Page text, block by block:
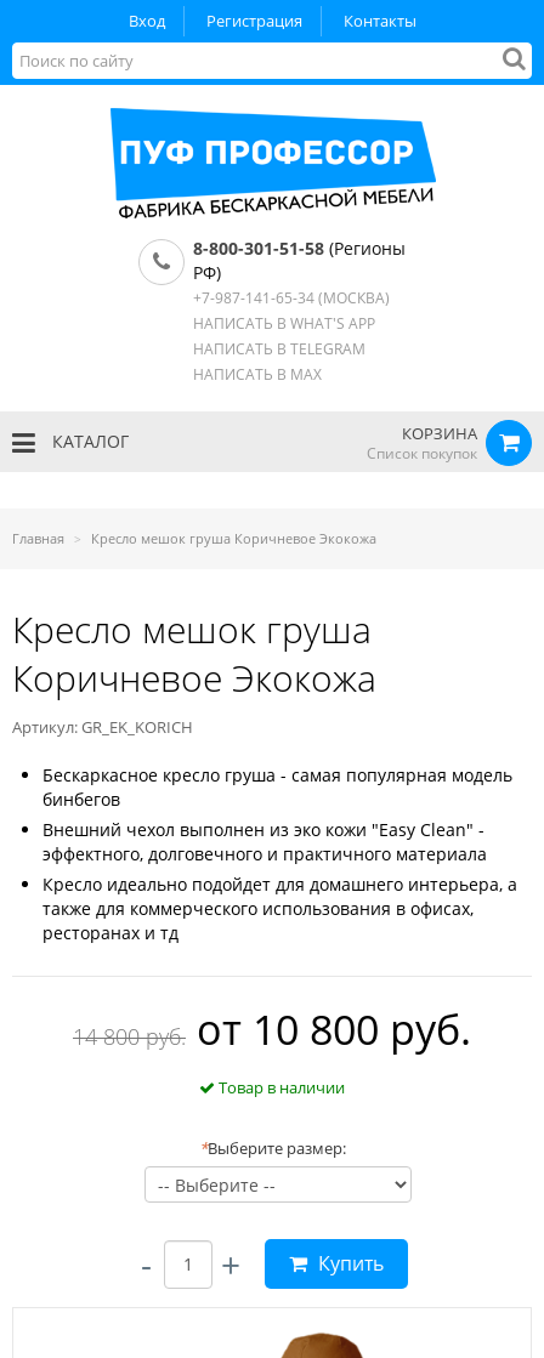
Вход Регистрация Контакты
8-800-301-51-58 (Регионы
РФ)
+7-987-141-65-34(МОСКВА)
НАПИСАТЬ В WHAT'S APP
НАПИСАТЬ В TELEGRAM
НАПИСАТЬ В MAX
КОРЗИНА
Список покупок
КАТАЛОГ
Главная Кресло мешок груша Коричневое Экокожа
Кресло мешок груша
Коричневое Экокожа
Артикул: GR_EK_KORICH
Бескаркасное кресло груша - самая популярная модель
бинбегов
Внешний чехол выполнен из эко кожи "Easy Clean" -
эффектного, долговечного и практичного материала
Кресло идеально подойдет для домашнего интерьера, а
также для коммерческого использования в офисах,
ресторанах и тд
14 800 руб. oт 10 800 руб.
Товар в наличии
*Выберите размер:
- + Купить